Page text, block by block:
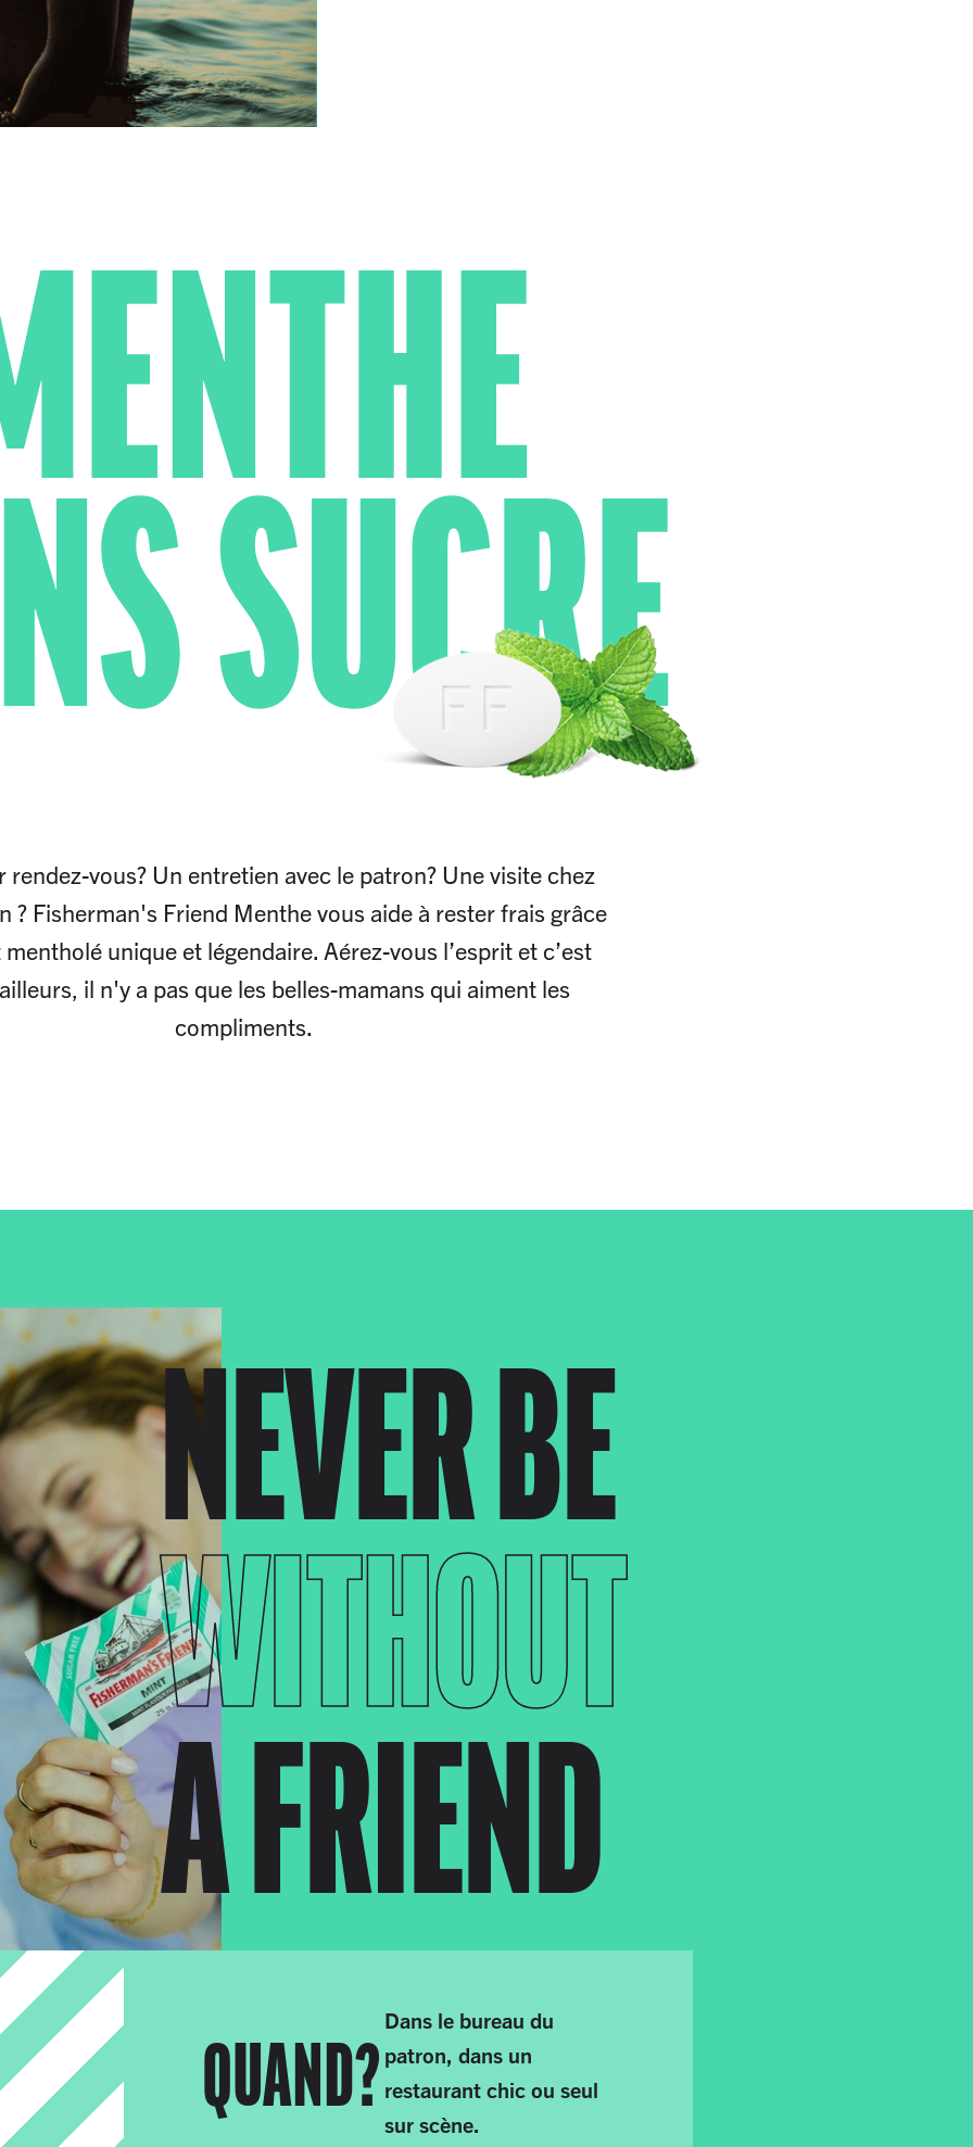
SUCRE
rendez-vous? Un entretien avec le patron? Une visite chez
? Fisherman's Friend Menthe vous aide à rester frais grâce
unique et légendaire. Aérez-vous l’esprit et c’est
il n'y a pas que les belles-mamans qui aiment les
compliments.
NEVER BE
WITHOUT
A FRIEND
QUAND?
Dans le bureau du
patron, dans un
restaurant chic ou seul
sur scène.